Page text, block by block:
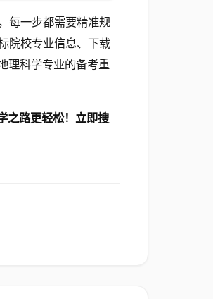
每一步都需要精准规
院校专业信息、下载
理科学专业的备考重
之路更轻松！立即搜